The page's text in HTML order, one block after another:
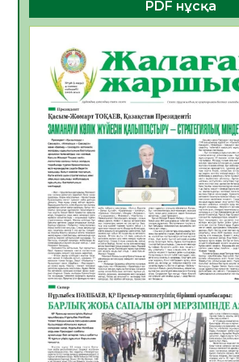
ҚҰРЫЛТАЙ САЙЛАУЫ –
БАСТАР ЖАУАПТЫ ТАҢДАУ
06.08.2026
Инфекциялық ауруларға
жұмыстарының тиімділігі
06.08.2026
Көкжөтел ауруы туралы
06.08.2026
АПВ вакцинасы туралы
06.08.2026
Open Air: Қызылорда облысы
департаменті 20 мыңнан
көрерменнің қауіпсіздігін
06.08.2026
ҚЫЗЫЛОРДАДА «САНАЛЫ
PDF нұсқа